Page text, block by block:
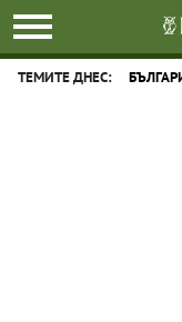
ТЕМИТЕ ДНЕС: